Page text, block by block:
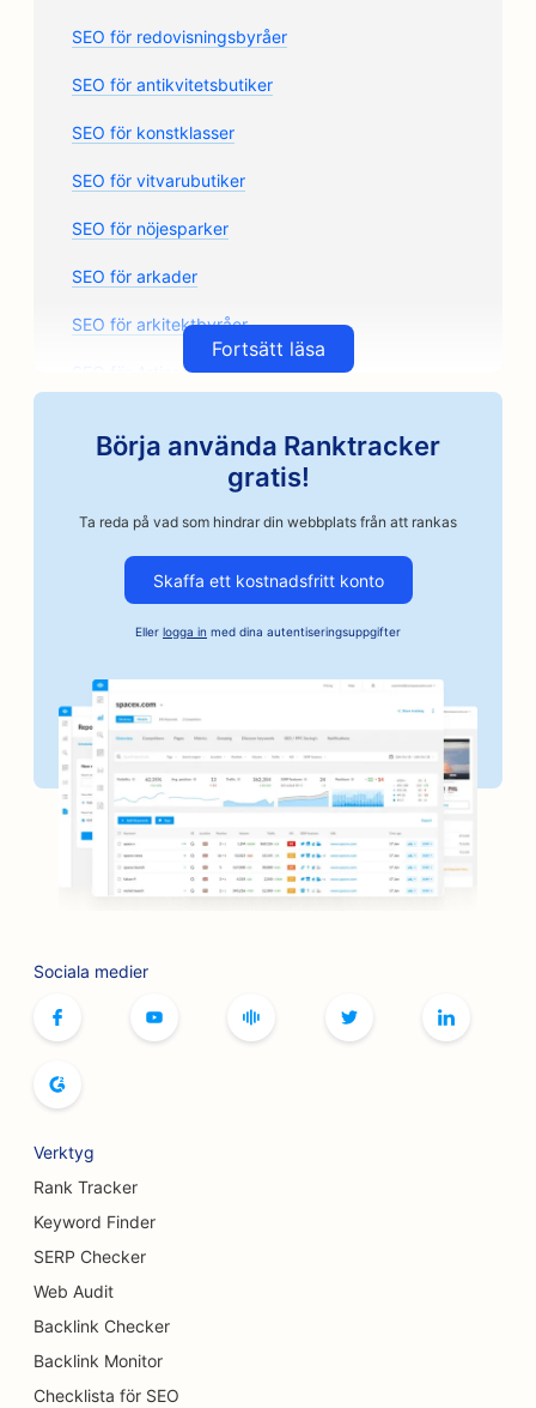
SEO för redovisningsbyråer
SEO för antikvitetsbutiker
SEO för konstklasser
SEO för vitvarubutiker
SEO för nöjesparker
SEO för arkader
SEO för arkitektbyråer
SEO för Artisan Coffee Roasters
SEO för bilverkstäder
SEO för bilverkstäder
SEO för företag inom fordonsindustrin
SEO för bagerier
SEO för frisersalonger
SEO för BBQ-skivor
SEO för butiker
SEO för tjänster inom botox och fillers
SEO för bokhandlare
SEO för bröstförstoringstjänster
SEO för bufférestauranger
SEO för hamburgerbilar
SEO för brännskadekirurger
Fortsätt läsa
Börja använda Ranktracker
gratis!
Ta reda på vad som hindrar din webbplats från att rankas
Skaffa ett kostnadsfritt konto
Eller logga in med dina autentiseringsuppgifter
Sociala medier
Verktyg
Rank Tracker
Keyword Finder
SERP Checker
Web Audit
Backlink Checker
Backlink Monitor
Checklista för SEO